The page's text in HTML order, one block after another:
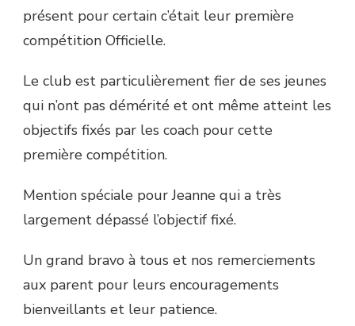
présent pour certain c’était leur première
compétition Officielle.
Le club est particulièrement fier de ses jeunes
qui n’ont pas démérité et ont même atteint les
objectifs fixés par les coach pour cette
première compétition.
Mention spéciale pour Jeanne qui a très
largement dépassé l’objectif fixé.
Un grand bravo à tous et nos remerciements
aux parent pour leurs encouragements
bienveillants et leur patience.